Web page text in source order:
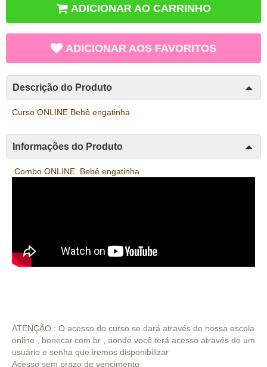
ADICIONAR AO CARRINHO
ADICIONAR AOS FAVORITOS
Descrição do Produto
Curso ONLINE Bebê engatinha
Informações do Produto
Combo ONLINE Bebê engatinha
ATENÇÃO : O acesso do curso se dará através de nossa escola
online , bonecar.com.br , aonde você terá acesso através de um
usuário e senha que iremos disponibilizar
Acesso sem prazo de vencimento.